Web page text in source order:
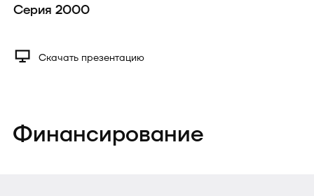
Серия 2000
Скачать презентацию
Финансирование